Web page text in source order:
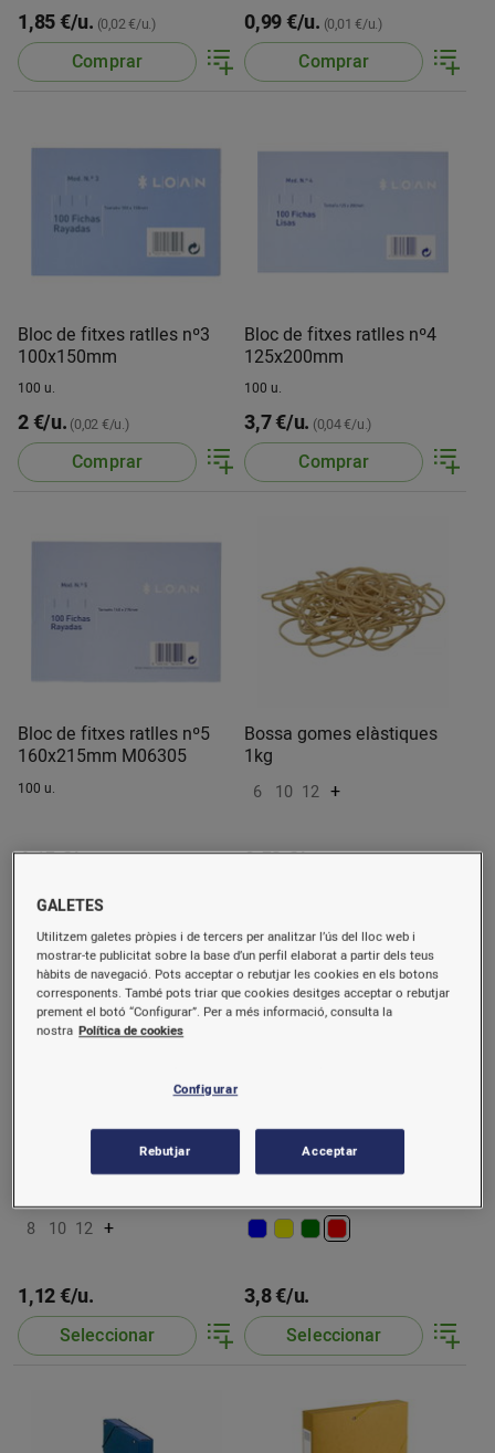
1,85 €/u. (0,02 €/u.)
Comprar
0,99 €/u. (0,01 €/u.)
Comprar
Bloc de fitxes ratlles nº3
100x150mm
100 u.
2 €/u. (0,02 €/u.)
Comprar
Bloc de fitxes ratlles nº4
125x200mm
100 u.
3,7 €/u. (0,04 €/u.)
Comprar
Bloc de fitxes ratlles nº5
160x215mm M06305
100 u.
4,15 €/u.(0,04 €/u.)
Comprar
Bossa gomes elàstiques
1kg
6 10 12 +
9,53 €/u.
Bossa gomes elàstiques
8 10 12 +
1,12 €/u.
Seleccionar
Caixa projecte A4
3,8 €/u.
Seleccionar
GALETES
Utilitzem galetes pròpies i de tercers per analitzar l’ús del lloc web i
mostrar-te publicitat sobre la base d’un perfil elaborat a partir dels teus
hàbits de navegació. Pots acceptar o rebutjar les cookies en els botons
corresponents. També pots triar que cookies desitges acceptar o rebutjar
prement el botó “Configurar”. Per a més informació, consulta la
nostra Política de cookies
Configurar
Rebutjar Acceptar